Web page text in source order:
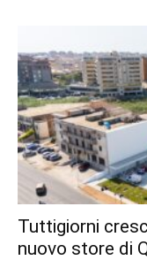
Tuttigiorni
nuovo store di